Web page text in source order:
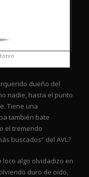
dueño del
nadie, hasta el punto
Tiene una
también bate
el tremendo
buscados” del AVL?
loco algo olvidadizo en
duro de oído,